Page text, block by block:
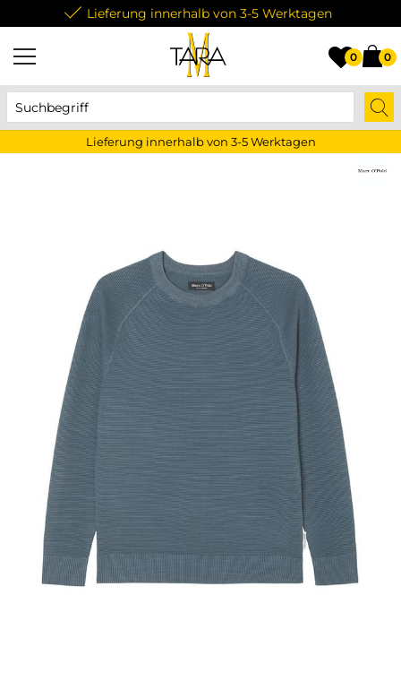
Lieferung innerhalb von 3-5 Werktagen
0 0
Lieferung innerhalb von 3-5 Werktagen